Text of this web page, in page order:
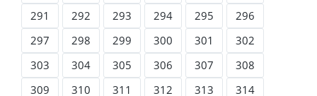
291
292 293 294 295
296
297
298 299 300 301
302
303
304 305 306 307
308
309
310 311 312 313
314